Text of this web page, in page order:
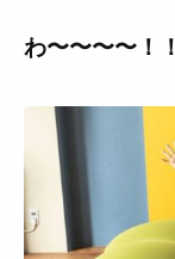
わ〜〜〜〜！！